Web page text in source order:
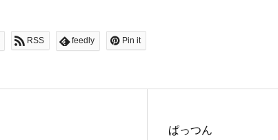
RSS feedly Pin it
ぱっつん